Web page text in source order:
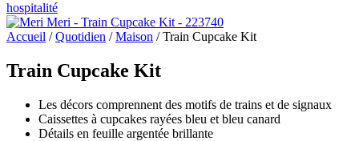
hospitalité
Accueil /Quotidien /Maison / Train Cupcake Kit
Train Cupcake Kit
Les décors comprennent des motifs de trains et de signaux
Caissettes à cupcakes rayées bleu et bleu canard
Détails en feuille argentée brillante